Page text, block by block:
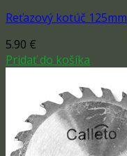
Reťazový kotúč 125mm
5.90 €
Pridať do košíka